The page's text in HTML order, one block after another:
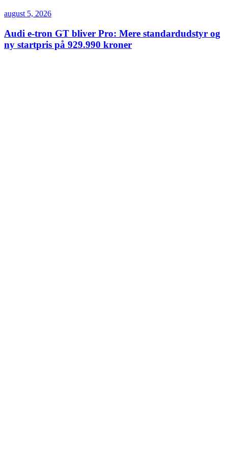
august 5, 2026
Audi e-tron GT bliver Pro: Mere standardudstyr og
ny startpris på 929.990 kroner